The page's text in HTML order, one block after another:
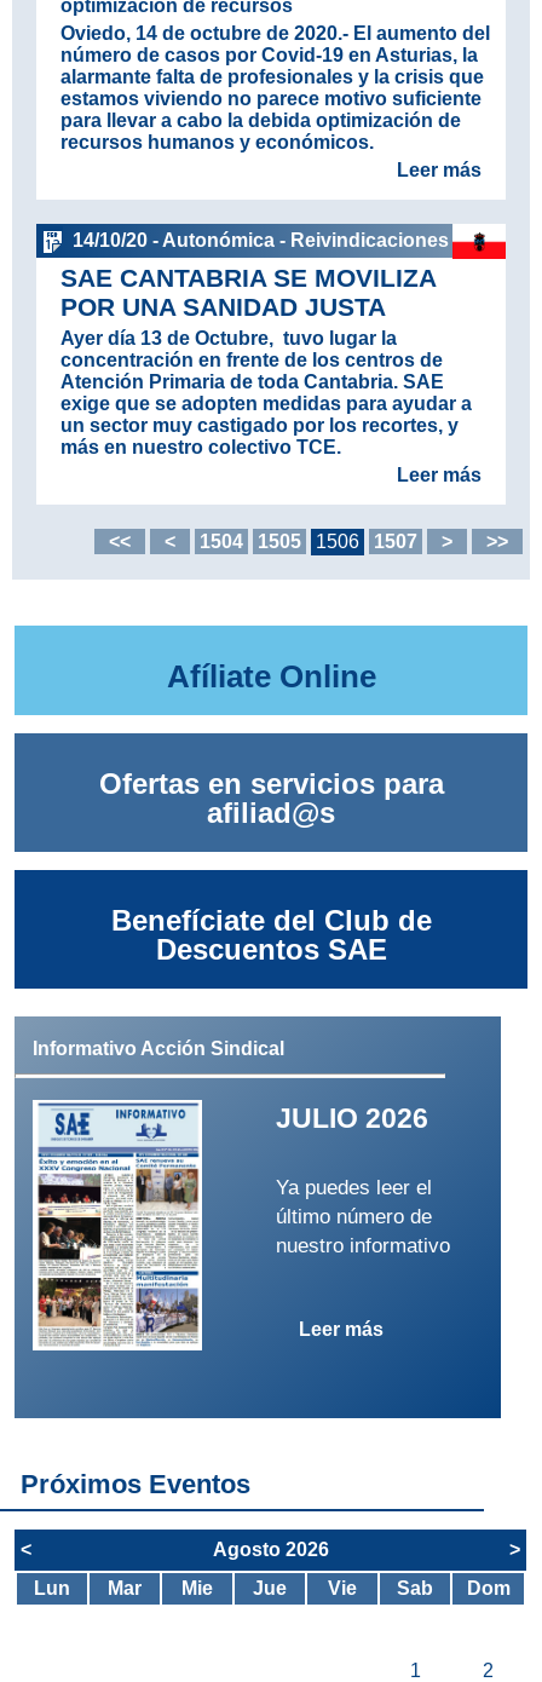
optimización de recursos
Oviedo, 14 de octubre de 2020.- El aumento del
número de casos por Covid-19 en Asturias, la
alarmante falta de profesionales y la crisis que
estamos viviendo no parece motivo suficiente
para llevar a cabo la debida optimización de
recursos humanos y económicos.
Leer más
14/10/20 - Autonómica - Reivindicaciones
SAE CANTABRIA SE MOVILIZA
POR UNA SANIDAD JUSTA
Ayer día 13 de Octubre, tuvo lugar la
concentración en frente de los centros de
Atención Primaria de toda Cantabria. SAE
exige que se adopten medidas para ayudar a
un sector muy castigado por los recortes, y
más en nuestro colectivo TCE.
Leer más
<< < 1504 1505 1506 1507 > >>
Afíliate Online
Ofertas en servicios para
afiliad@s
Benefíciate del Club de
Descuentos SAE
Informativo Acción Sindical
JULIO 2026
Ya puedes leer el
último número de
nuestro informativo
Leer más
Próximos Eventos
< Agosto 2026
>
Lun
Mar Mie Jue Vie Sab Dom
1 2